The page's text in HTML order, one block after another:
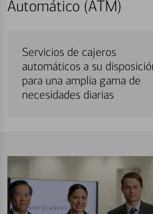
Automático (ATM)
Servicios de cajeros
automáticos a su
para una amplia gama de
necesidades diarias